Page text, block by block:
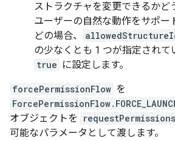
ストラクチャを変更できるかど
ユーザーの自然な動作をサポー
どの場合、
の少なくとも 1 つが指定されて
true に設定します。
forcePermissionFlow を
オブジェクトを
可能なパラメータとして渡します。